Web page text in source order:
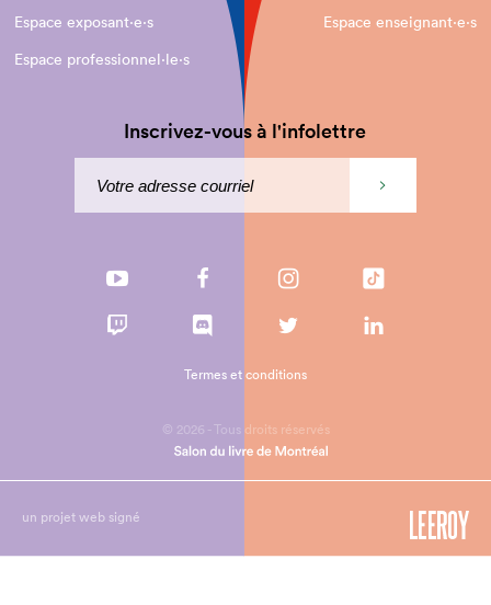
Espace exposant·e⋅s
Espace enseignant·e⋅s
Espace professionnel·le⋅s
Inscrivez-vous à l'infolettre
© 2026 - Tous droits réservés
Termes et conditions
un projet web signé